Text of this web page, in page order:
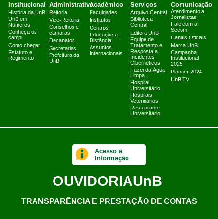
Institucional
História da UnB
UnB em
Números
Conheça os
campi
Como chegar
Estatuto e
Regimento
Administrativo
Reitoria
Vice-Reitoria
Conselhos e
câmaras
Decanatos
Secretarias
Prefeitura da
UnB
Acadêmico
Faculdades
Institutos
Centros
Educação a
Distância
Assuntos
Internacionais
Serviços
Arquivo Central
Biblioteca
Central
Editora UnB
Equipe de
Tratamento e
Resposta a
Incidentes
Cibernéticos
Fazenda Água
Limpa
Hospital
Universitário
Hospitais
Veterinários
Restaurante
Universitário
Comunicação
Atendimento a
Jornalistas
Fale com a
Secom
Canais Oficiais
Marca UnB
Campanha
Institucional
2025
Planner 2024
UnB TV
Acesso à
Informação
OUVIDORIAUnB
TRANSPARÊNCIA E PRESTAÇÃO DE CONTAS